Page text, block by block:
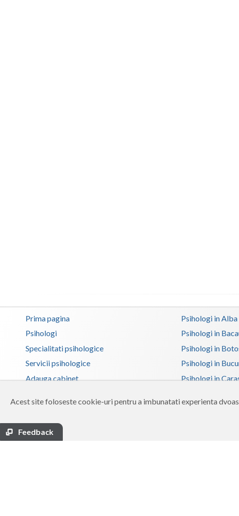
Acest site foloseste cookie-uri pentru a imbunatati experienta
Feedback
Prima pagina
Psihologi
Specialitati psihologice
Servicii psihologice
Adauga cabinet
Contact
Termeni si conditii
Psihologi in Alba
Psihologi in
Psihologi in
Psihologi in
Psihologi in
Psihologi in Galati